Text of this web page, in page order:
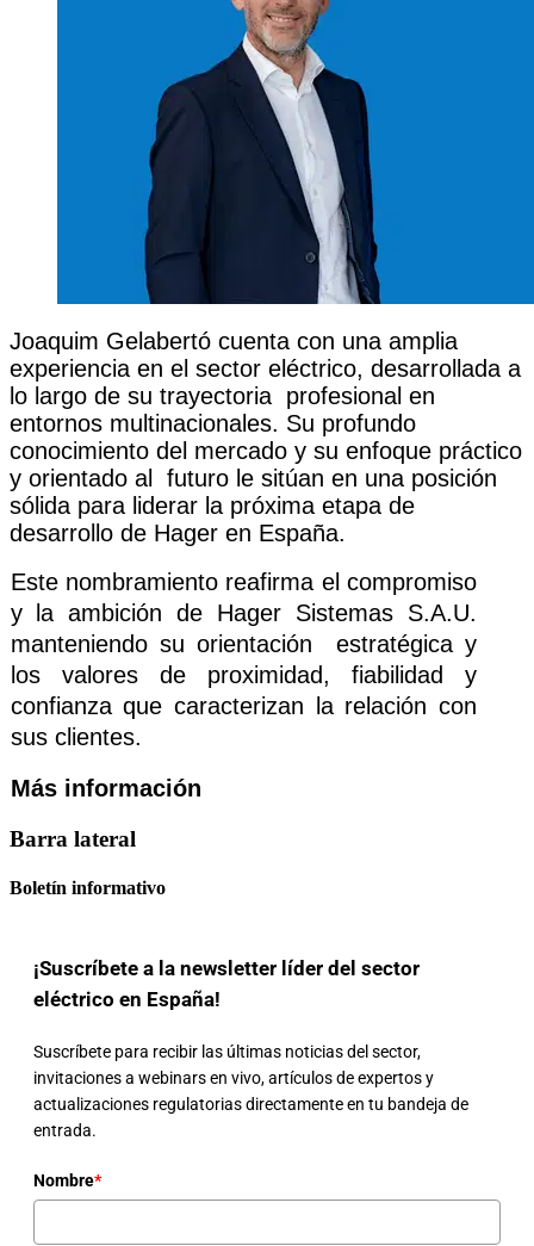
Joaquim Gelabertó cuenta con una amplia
experiencia en el sector eléctrico, desarrollada a
lo largo de su trayectoria  profesional en
entornos multinacionales. Su profundo
conocimiento del mercado y su enfoque práctico
y orientado al  futuro le sitúan en una posición
sólida para liderar la próxima etapa de
desarrollo de Hager en España.
Este nombramiento reafirma el compromiso
y la ambición de Hager Sistemas S.A.U.
manteniendo su orientación  estratégica y
los valores de proximidad, fiabilidad y
confianza que caracterizan la relación con
sus clientes.
Más información
Barra lateral
Boletín informativo
¡Suscríbete a la newsletter líder del sector
eléctrico en España!
Suscríbete para recibir las últimas noticias del sector,
invitaciones a webinars en vivo, artículos de expertos y
actualizaciones regulatorias directamente en tu bandeja de
entrada.
Nombre*